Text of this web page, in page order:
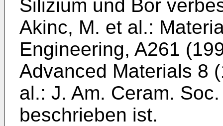
Silizium und Bor
Akinc, M. et al.:
Engineering, A261
Advanced Materials 8
al.: J. Am. Ceram.
beschrieben ist.